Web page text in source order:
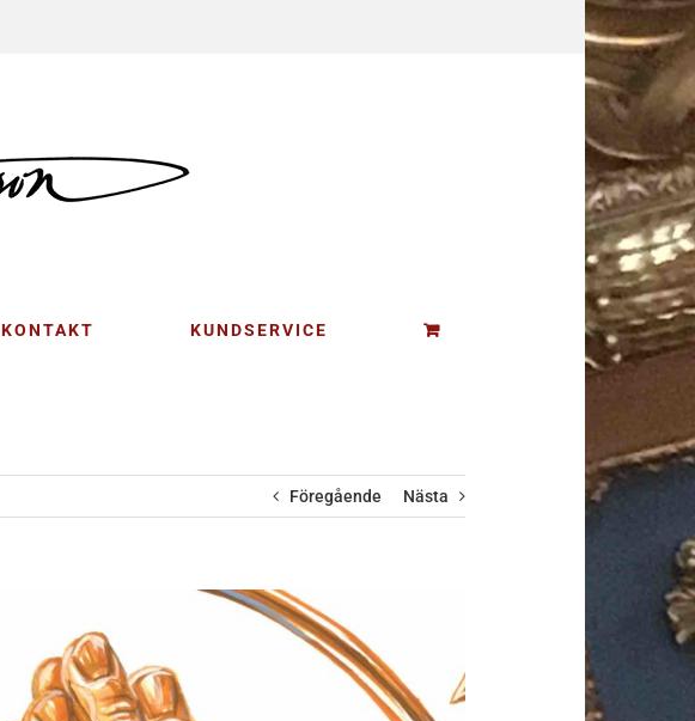
KONTAKT KUNDSERVICE
Föregående Nästa